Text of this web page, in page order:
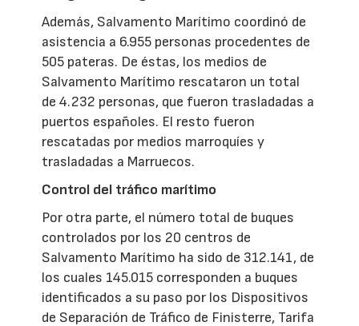
Además, Salvamento Marítimo coordinó de
asistencia a 6.955 personas procedentes de
505 pateras. De éstas, los medios de
Salvamento Marítimo rescataron un total
de 4.232 personas, que fueron trasladadas a
puertos españoles. El resto fueron
rescatadas por medios marroquíes y
trasladadas a Marruecos.
Control del tráfico marítimo
Por otra parte, el número total de buques
controlados por los 20 centros de
Salvamento Marítimo ha sido de 312.141, de
los cuales 145.015 corresponden a buques
identificados a su paso por los Dispositivos
de Separación de Tráfico de Finisterre, Tarifa